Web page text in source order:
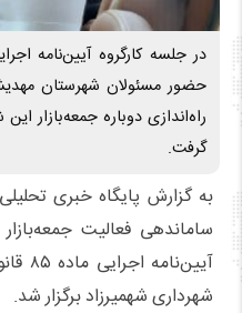
حضور مسئولان شهرستان
راه‌اندازی دوباره جمعه‌بازار
گرفت.
به گزارش پایگاه خبری تحلیلی
ساماندهی فعالیت
شهرداری شهمیرزاد برگزار شد.